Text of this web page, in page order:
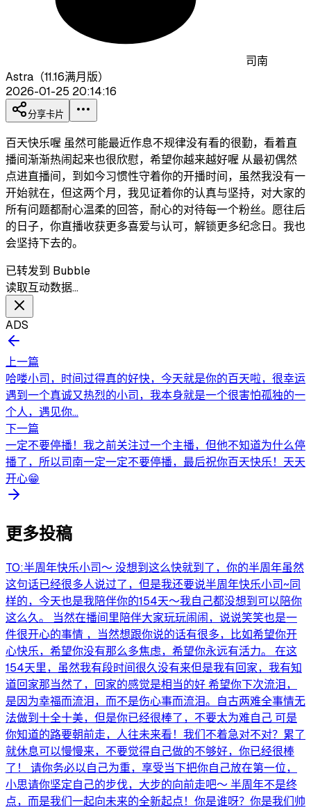
司南
Astra（11.16满月版）
2026-01-25 20:14:16
分享卡片
百天快乐喔 虽然可能最近作息不规律没有看的很勤，看着直
播间渐渐热闹起来也很欣慰，希望你越来越好喔 从最初偶然
点进直播间，到如今习惯性守着你的开播时间，虽然我没有一
开始就在，但这两个月，我见证着你的认真与坚持，对大家的
所有问题都耐心温柔的回答，耐心的对待每一个粉丝。愿往后
的日子，你直播收获更多喜爱与认可，解锁更多纪念日。我也
会坚持下去的。
已转发到 Bubble
读取互动数据…
ADS
上一篇
哈喽小司，时间过得真的好快，今天就是你的百天啦，很幸运
遇到一个真诚又热烈的小司，我本身就是一个很害怕孤独的一
个人，遇见你...
下一篇
一定不要停播！我之前关注过一个主播，但他不知道为什么停
播了，所以司南一定一定不要停播，最后祝你百天快乐！天天
开心😁
更多投稿
TO:半周年快乐小司～ 没想到这么快就到了，你的半周年虽然
这句话已经很多人说过了，但是我还要说半周年快乐小司~同
样的，今天也是我陪伴你的154天～我自己都没想到可以陪你
这么久。 当然在播间里陪伴大家玩玩闹闹，说说笑笑也是一
件很开心的事情 ，当然想跟你说的话有很多，比如希望你开
心快乐，希望你没有那么多焦虑，希望你永远有活力。 在这
154天里，虽然我有段时间很久没有来但是我有回家，我有知
道回家那当然了，回家的感觉是相当的好 希望你下次流泪，
是因为幸福而流泪，而不是伤心事而流泪。自古两难全事情无
法做到十全十美，但是你已经很棒了，不要太为难自己 可是
你知道的路要朝前走，人往未来看！我们不着急对不对？累了
就休息可以慢慢来，不要觉得自己做的不够好，你已经很棒
了！ 请你务必以自己为重，享受当下把你自己放在第一位，
小思请你坚定自己的步伐，大步的向前走吧～ 半周年不是终
点，而是我们一起向未来的全新起点！你是谁呀？你是我们帅